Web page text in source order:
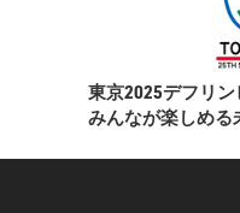
東京2025デフリン
みんなが楽しめる